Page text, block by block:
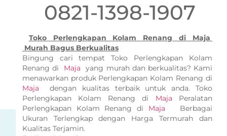
0821-1398-1907
Toko Perlengkapan Kolam Renang di Maja
Murah Bagus Berkualitas
Bingung cari tempat Toko Perlengkapan Kolam
Renang di Maja yang murah dan berkualitas? Kami
menawarkan produk Perlengkapan Kolam Renang di
Maja dengan kualitas terbaik untuk anda. Toko
Perlengkapan Kolam Renang di Maja Peralatan
Perlengkapan Kolam Renang di Maja Berbagai
Ukuran Terlengkap dengan Harga Termurah dan
Kualitas Terjamin.